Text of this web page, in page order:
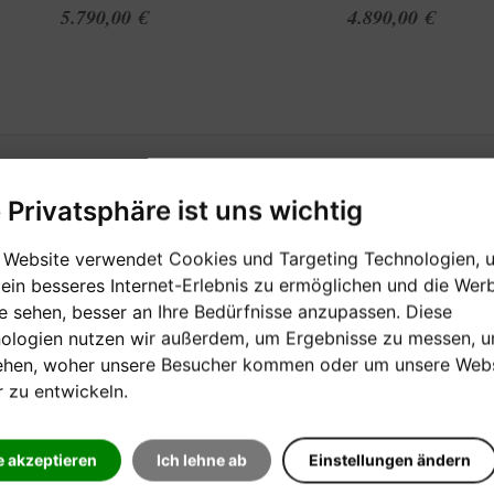
Privatsphäre ist uns wichtig
Website verwendet Cookies und Targeting Technologien,
besseres Internet-Erlebnis zu ermöglichen und die
sehen, besser an Ihre Bedürfnisse anzupassen. Diese
nutzen wir außerdem, um Ergebnisse zu messen,
woher unsere Besucher kommen oder um unsere
zu entwickeln.
akzeptieren Ich lehne ab Einstellungen ändern
5.790,00 € 4.890,00 €
[auf Bestellung]
K-15E SCHWARZ
POLIERT
[auf Bestellung]
KAWAI DG-30
Digitalpiano in Flügelform - ein